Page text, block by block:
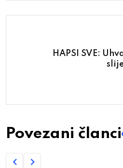
HAPSI SVE:
Povezani članci